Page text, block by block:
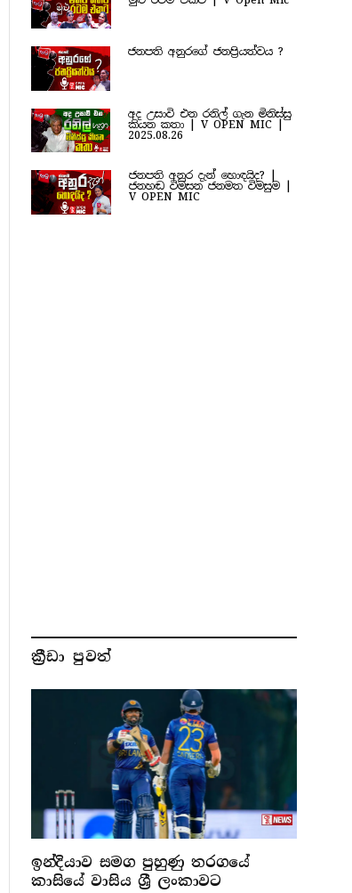
ජනපති අනුරගේ ජනප්‍රියත්වය ?
අද උසාවි එන රනිල් ගැන මිනිස්සු
කියන කතා | V OPEN MIC |
2025.08.26
ජනපති අනුර දැන් හොඳයිද? |
ජනහඬ විමසන ජනමත විමසුම |
V OPEN MIC
ක්‍රීඩා පුවත්
ඉන්දියාව සමග පුහුණු තරගයේ
කාසියේ වාසිය ශ්‍රී ලංකාවට